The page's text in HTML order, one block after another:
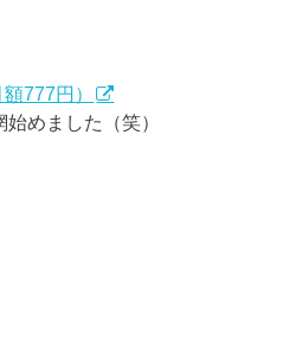
777円）
めました（笑）